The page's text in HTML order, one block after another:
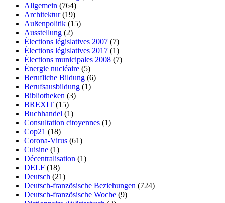
Allgemein (764)
Architektur(19)
Außenpolitik (15)
Ausstellung (2)
Élections législatives 2007 (7)
Élections législatives 2017 (1)
Élections municipales 2008 (7)
Énergie nucléaire (5)
Berufliche Bildung (6)
Berufsausbildung (1)
Bibliotheken (3)
BREXIT (15)
Buchhandel (1)
Consultation citoyennes (1)
Cop21 (18)
Corona-Virus (61)
Cuisine (1)
Décentralisation (1)
DELF (18)
Deutsch (21)
Deutsch-französische Beziehungen (724)
Deutsch-französische Woche (9)